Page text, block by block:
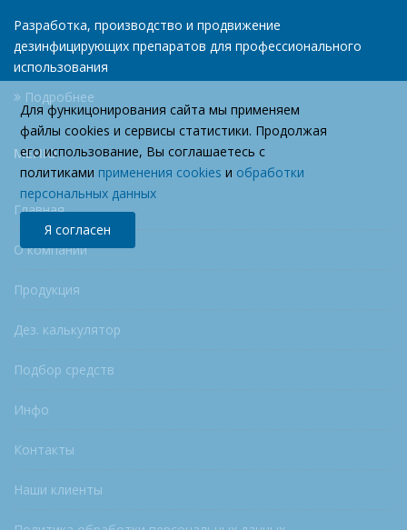
Разработка, производство и продвижение
дезинфицирующих препаратов для профессионального
использования
Подробнее
МЕНЮ
Главная
О компании
Продукция
Дез. калькулятор
Подбор средств
Инфо
Контакты
Наши клиенты
Для функицонирования сайта мы применяем
файлы cookies и сервисы статистики. Продолжая
его использование, Вы соглашаетесь с
политиками применения cookies и обработки
персональных данных
Я согласен